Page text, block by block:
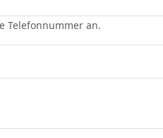
Telefonnummer an.